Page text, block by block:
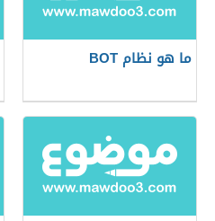
ما هو نظام BOT